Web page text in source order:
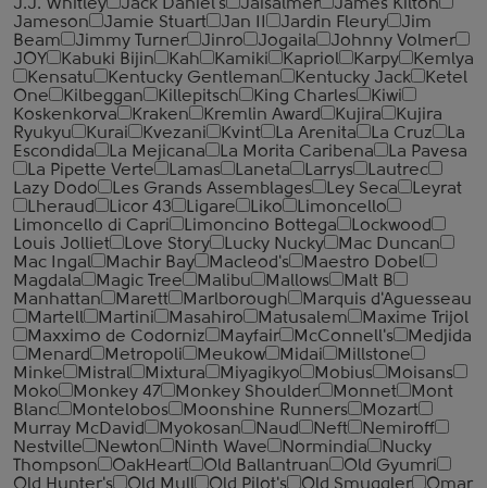
J.J. Whitley
Jack Daniel's Jaisalmer
James Kilton
Jameson
Jamie Stuart Jan II Jardin Fleury
Jim
Beam
Jimmy Turner Jinro Jogaila
Johnny Volmer
JOY
Kabuki Bijin Kah Kamiki Kapriol Karpy
Kemlya
Kensatu
Kentucky Gentleman Kentucky Jack
Ketel
One
Kilbeggan Killepitsch King Charles
Kiwi
Koskenkorva
Kraken Kremlin Award Kujira
Kujira
Ryukyu
Kurai Kvezani Kvint La Arenita La Cruz
La
Escondida
La Mejicana La Morita Caribena
La Pavesa
La Pipette Verte
Lamas Laneta Larrys
Lautrec
Lazy Dodo
Les Grands Assemblages Ley Seca
Leyrat
Lheraud
Licor 43 Ligare Liko
Limoncello
Limoncello di Capri
Limoncino Bottega
Lockwood
Louis Jolliet
Love Story Lucky Nucky
Mac Duncan
Mac Ingal
Machir Bay Macleod's
Maestro Dobel
Magdala
Magic Tree Malibu Mallows
Malt B
Manhattan
Marett Marlborough
Marquis d'Aguesseau
Martell
Martini Masahiro Matusalem
Maxime Trijol
Maxximo de Codorniz
Mayfair McConnell's
Medjida
Menard
Metropoli Meukow Midai
Millstone
Minke
Mistral Mixtura Miyagikyo Mobius
Moisans
Moko
Monkey 47 Monkey Shoulder Monnet
Mont
Blanc
Montelobos Moonshine Runners
Mozart
Murray McDavid
Myokosan Naud Neft
Nemiroff
Nestville
Newton Ninth Wave Normindia
Nucky
Thompson
OakHeart Old Ballantruan
Old Gyumri